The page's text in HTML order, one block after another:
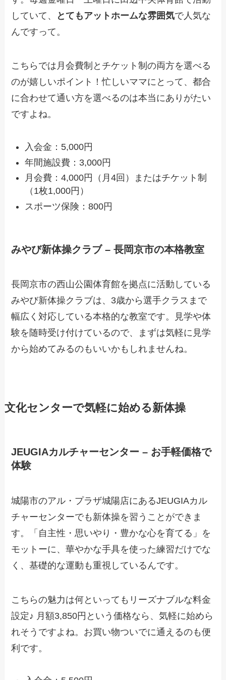
していて、
とてもアットホームな雰囲気で人気な
んですって。
こちらでは月会費制とチケット制の両方を選べる
のが嬉しいポイント！忙しいママにとって、都合
に合わせて通い方を選べるのは本当にありがたい
ですよね。
入会金：5,000円
年間施設費：3,000円
月会費：4,000円（月4回）またはチケット制
（1枚1,000円）
スポーツ保険：800円
みやび新体操クラブ – 長岡京市の本格教室
長岡京市の西山公園体育館を拠点に活動している
みやび新体操クラブは、3歳から選手クラスまで
幅広く対応している本格的な教室です。見学や体
験を随時受け付けているので、まずは気軽に見学
から始めてみるのもいいかもしれませんね。
文化センターで気軽に始める新体操
JEUGIAカルチャーセンター – お手軽価格で
体験
城陽市のアル・プラザ城陽店にあるJEUGIAカル
チャーセンターでも新体操を習うことができま
す。「自主性・思いやり・豊かな心を育てる」を
モットーに、華やかな手具を使った練習だけでな
く、基礎的な運動も重視しているんです。
こちらの魅力は何といってもリーズナブルな料金
設定♪ 月額3,850円という価格なら、気軽に始めら
れそうですよね。お買い物ついでに通えるのも便
利です。